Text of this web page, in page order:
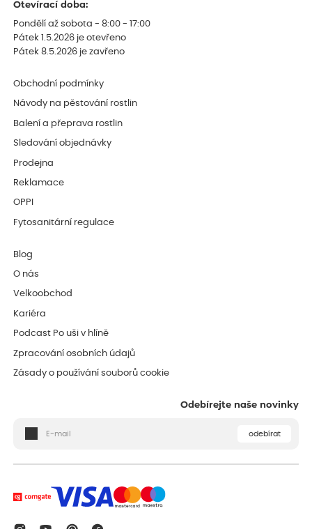
Otevírací doba:
Pondělí až sobota - 8:00 - 17:00
Pátek 1.5.2026 je otevřeno
Pátek 8.5.2026 je zavřeno
Obchodní podmínky
Návody na pěstování rostlin
Balení a přeprava rostlin
Sledování objednávky
Prodejna
Reklamace
OPPI
Fytosanitární regulace
Blog
O nás
Velkoobchod
Kariéra
Podcast Po uši v hlíně
Zpracování osobních údajů
Zásady o používání souborů cookie
Odebírejte naše novinky
odebírat